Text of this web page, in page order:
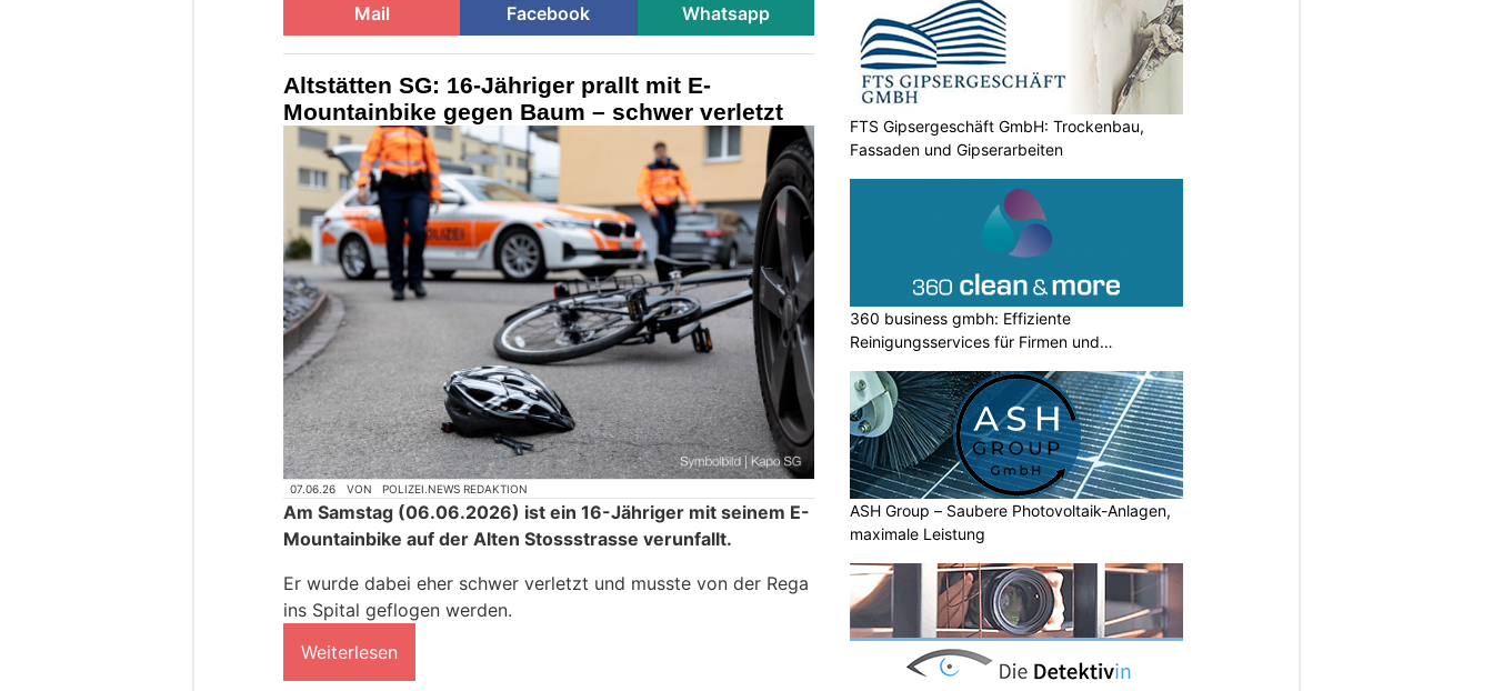
Mail
Facebook Whatsapp
Altstätten SG: 16-Jähriger prallt mit E-
Mountainbike gegen Baum – schwer verletzt
07.06.26 VON POLIZEI.NEWS REDAKTION
Am Samstag (06.06.2026) ist ein 16-Jähriger mit seinem E-
Mountainbike auf der Alten Stossstrasse verunfallt.
Er wurde dabei eher schwer verletzt und musste von der Rega
ins Spital geflogen werden.
Weiterlesen
FTS Gipsergeschäft GmbH: Trockenbau,
Fassaden und Gipserarbeiten
360 business gmbh: Effiziente
Reinigungsservices für Firmen und
ASH Group – Saubere Photovoltaik-Anlagen,
maximale Leistung